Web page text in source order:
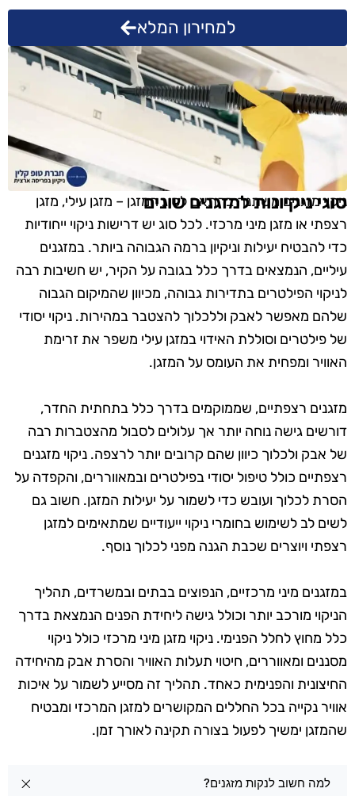
למחירון המלא
סוגי ניקיונות למזגנים שונים
ניקוי מזגנים משתנה בהתאם לסוג המזגן – מזגן עילי, מזגן
רצפתי או מזגן מיני מרכזי. לכל סוג יש דרישות ניקוי ייחודיות
כדי להבטיח יעילות וניקיון ברמה הגבוהה ביותר. במזגנים
עיליים, הנמצאים בדרך כלל בגובה על הקיר, יש חשיבות רבה
לניקוי הפילטרים בתדירות גבוהה, מכיוון שהמיקום הגבוה
שלהם מאפשר לאבק וללכלוך להצטבר במהירות. ניקוי יסודי
של פילטרים וסוללת האידוי במזגן עילי משפר את זרימת
האוויר ומפחית את העומס על המזגן.
מזגנים רצפתיים, שממוקמים בדרך כלל בתחתית החדר,
דורשים גישה נוחה יותר אך עלולים לסבול מהצטברות רבה
של אבק ולכלוך כיוון שהם קרובים יותר לרצפה. ניקוי מזגנים
רצפתיים כולל טיפול יסודי בפילטרים ובמאווררים, והקפדה על
הסרת לכלוך ועובש כדי לשמור על יעילות המזגן. חשוב גם
לשים לב לשימוש בחומרי ניקוי ייעודיים שמתאימים למזגן
רצפתי ויוצרים שכבת הגנה מפני לכלוך נוסף.
במזגנים מיני מרכזיים, הנפוצים בבתים ובמשרדים, תהליך
הניקוי מורכב יותר וכולל גישה ליחידת הפנים הנמצאת בדרך
כלל מחוץ לחלל הפנימי. ניקוי מזגן מיני מרכזי כולל ניקוי
מסננים ומאווררים, חיטוי תעלות האוויר והסרת אבק מהיחידה
החיצונית והפנימית כאחד. תהליך זה מסייע לשמור על איכות
אוויר נקייה בכל החללים המקושרים למזגן המרכזי ומבטיח
שהמזגן ימשיך לפעול בצורה תקינה לאורך זמן.
שאלות בנושא ניקוי מזגנים בכפר יונה
למה חשוב לנקות מזגנים?